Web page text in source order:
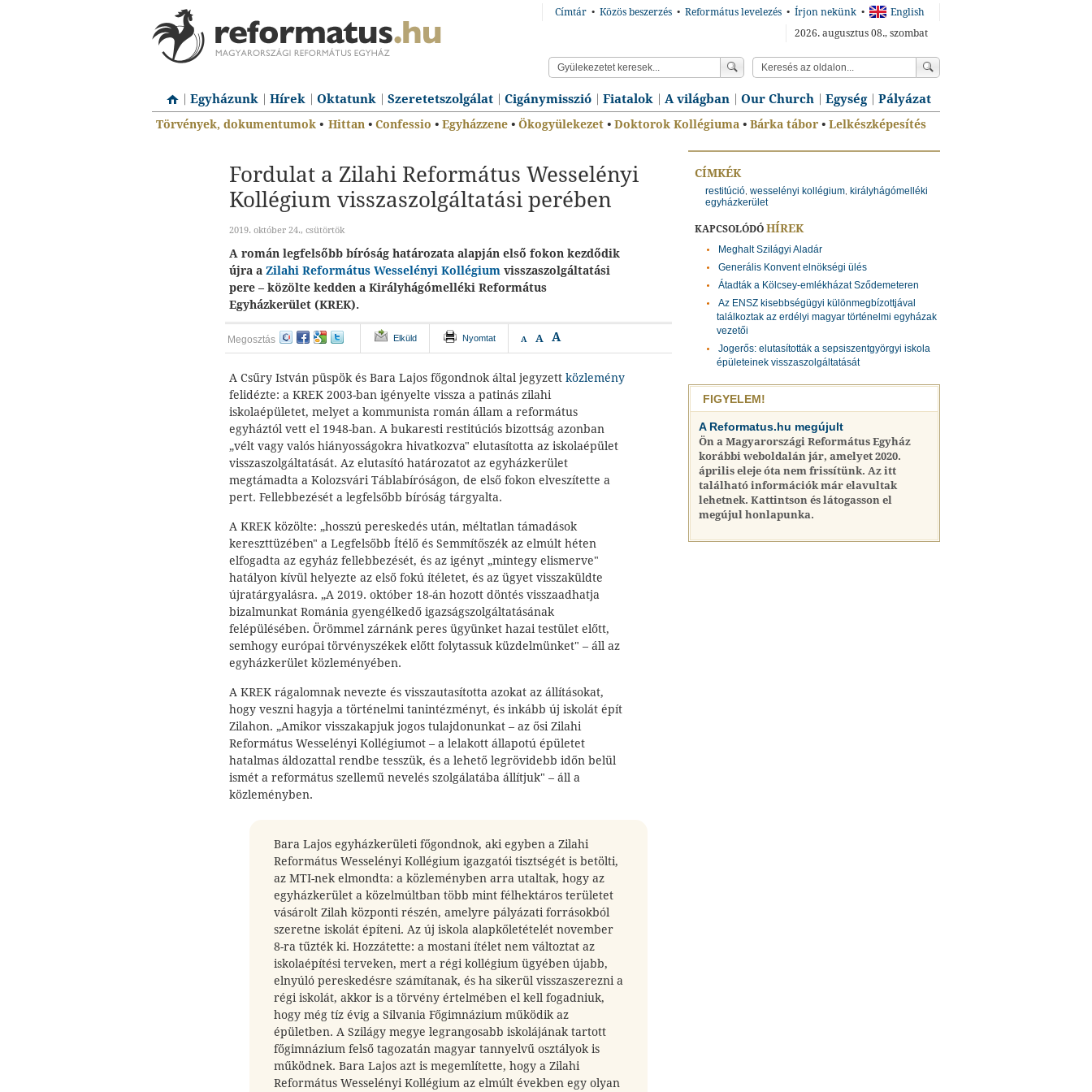
Címtár • Közös beszerzés • Református levelezés • Írjon nekünk •
English
2026. augusztus 08., szombat
Egyházunk Hírek Oktatunk Szeretetszolgálat Cigánymisszió Fiatalok A világban Our Church Egység Pályázat
Törvények, dokumentumok • Hittan • Confessio • Egyházzene • Ökogyülekezet • Doktorok Kollégiuma • Bárka tábor • Lelkészképesítés
Fordulat a Zilahi Református Wesselényi
Kollégium visszaszolgáltatási perében
2019. október 24., csütörtök
A román legfelsőbb bíróság határozata alapján első fokon kezdődik
újra a Zilahi Református Wesselényi Kollégium visszaszolgáltatási
pere – közölte kedden a Királyhágómelléki Református
Egyházkerület (KREK).
Megosztás Elküld Nyomtat A A A
A Csűry István püspök és Bara Lajos főgondnok által jegyzett közlemény
felidézte: a KREK 2003-ban igényelte vissza a patinás zilahi
iskolaépületet, melyet a kommunista román állam a református
egyháztól vett el 1948-ban. A bukaresti restitúciós bizottság azonban
„vélt vagy valós hiányosságokra hivatkozva" elutasította az iskolaépület
visszaszolgáltatását. Az elutasító határozatot az egyházkerület
megtámadta a Kolozsvári Táblabíróságon, de első fokon elveszítette a
pert. Fellebbezését a legfelsőbb bíróság tárgyalta.
A KREK közölte: „hosszú pereskedés után, méltatlan támadások
kereszttüzében" a Legfelsőbb Ítélő és Semmítőszék az elmúlt héten
elfogadta az egyház fellebbezését, és az igényt „mintegy elismerve"
hatályon kívül helyezte az első fokú ítéletet, és az ügyet visszaküldte
újratárgyalásra. „A 2019. október 18-án hozott döntés visszaadhatja
bizalmunkat Románia gyengélkedő igazságszolgáltatásának
felépülésében. Örömmel zárnánk peres ügyünket hazai testület előtt,
semhogy európai törvényszékek előtt folytassuk küzdelmünket" – áll az
egyházkerület közleményében.
A KREK rágalomnak nevezte és visszautasította azokat az állításokat,
hogy veszni hagyja a történelmi tanintézményt, és inkább új iskolát épít
Zilahon. „Amikor visszakapjuk jogos tulajdonunkat – az ősi Zilahi
Református Wesselényi Kollégiumot – a lelakott állapotú épületet
hatalmas áldozattal rendbe tesszük, és a lehető legrövidebb időn belül
ismét a református szellemű nevelés szolgálatába állítjuk" – áll a
közleményben.
Bara Lajos egyházkerületi főgondnok, aki egyben a Zilahi
Református Wesselényi Kollégium igazgatói tisztségét is betölti,
az MTI-nek elmondta: a közleményben arra utaltak, hogy az
egyházkerület a közelmúltban több mint félhektáros területet
vásárolt Zilah központi részén, amelyre pályázati forrásokból
szeretne iskolát építeni. Az új iskola alapkőletételét november
8-ra tűzték ki. Hozzátette: a mostani ítélet nem változtat az
iskolaépítési terveken, mert a régi kollégium ügyében újabb,
elnyúló pereskedésre számítanak, és ha sikerül visszaszerezni a
régi iskolát, akkor is a törvény értelmében el kell fogadniuk,
hogy még tíz évig a Silvania Főgimnázium működik az
épületben. A Szilágy megye legrangosabb iskolájának tartott
főgimnázium felső tagozatán magyar tannyelvű osztályok is
működnek. Bara Lajos azt is megemlítette, hogy a Zilahi
Református Wesselényi Kollégium az elmúlt években egy olyan
CÍMKÉK
restitúció, wesselényi kollégium, királyhágómelléki
egyházkerület
KAPCSOLÓDÓ HÍREK
Meghalt Szilágyi Aladár
Generális Konvent elnökségi ülés
Átadták a Kölcsey-emlékházat Sződemeteren
Az ENSZ kisebbségügyi különmegbízottjával
találkoztak az erdélyi magyar történelmi egyházak
vezetői
Jogerős: elutasították a sepsiszentgyörgyi iskola
épületeinek visszaszolgáltatását
FIGYELEM!
A Reformatus.hu megújult
Ön a Magyarországi Református Egyház
korábbi weboldalán jár, amelyet 2020.
április eleje óta nem frissítünk. Az itt
található információk már elavultak
lehetnek. Kattintson és látogasson el
megújul honlapunka.